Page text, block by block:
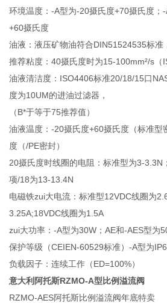
环境温度：-A型为-20摄氏度+70摄氏度；
+60摄氏度
油液：液压矿物油符合DIN51524535标准
推荐粘度：40摄氏度时为15-100mm²/s（
油液清洁度：ISO4406标准20/18/15口
度为10UM的进油过滤器，
（B*于等于75推荐值）
油液温度：-20摄氏度+60摄氏度（标准型
度（/PE密封）
20摄氏度时线圈的电阻：标准型为3-3.3N
项/18为13-13.4N
电磁铁zui大电流：标准型12VDC线圈为
3.25A;18VDC线圈为1.5A
zui大功率：-A型为30W；AE和-AES型为
保护等级（CEIEN-60529标准）-A型为
负载因子：连续工作（ED=100%）
意大利阿托斯RZMO-A型比例溢流阀
RZMO-AES阿托斯比例溢流阀年底特卖